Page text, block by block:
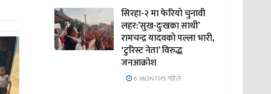
सिरहा-२ मा फेरियो चुनावी
लहर:’सुख-दुःखका साथी’
रामचन्द्र यादवको पल्ला भारी,
‘टुरिस्ट नेता’ विरुद्ध
जनआक्रोश
6 MONTHS पहिले